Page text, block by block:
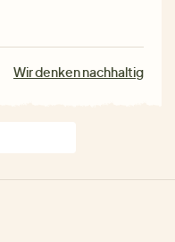
Wir denken nachhaltig